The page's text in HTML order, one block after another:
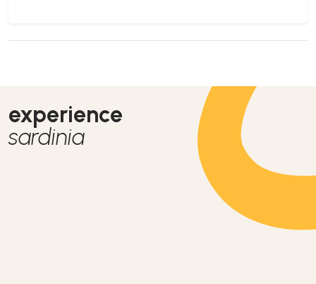
experience
sardinia